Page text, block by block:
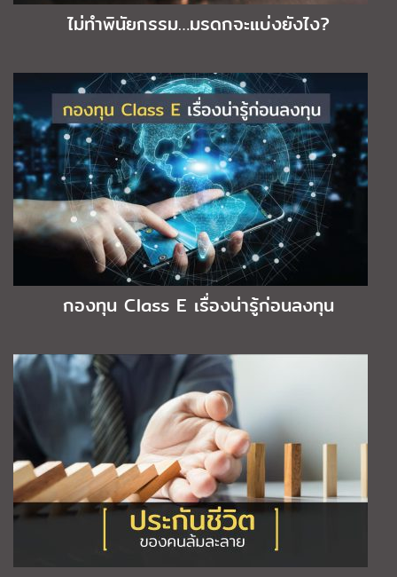
ไม่ทำพินัยกรรม…มรดกจะแบ่งยังไง?
กองทุน Class E เรื่องน่ารู้ก่อนลงทุน